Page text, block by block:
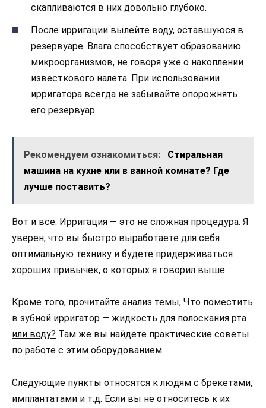
скапливаются в них довольно глубоко.
После ирригации вылейте воду, оставшуюся в
резервуаре. Влага способствует образованию
микроорганизмов, не говоря уже о накоплении
известкового налета. При использовании
ирригатора всегда не забывайте опорожнять
его резервуар.
Рекомендуем ознакомиться:
Стиральная
машина на кухне или в ванной комнате? Где
лучше поставить?
Вот и все. Ирригация — это не сложная процедура. Я
уверен, что вы быстро выработаете для себя
оптимальную технику и будете придерживаться
хороших привычек, о которых я говорил выше.
Кроме того, прочитайте анализ темы, Что поместить
в зубной ирригатор — жидкость для полоскания рта
или воду? Там же вы найдете практические советы
по работе с этим оборудованием.
Следующие пункты относятся к людям с брекетами,
имплантатами и т.д. Если вы не относитесь к их